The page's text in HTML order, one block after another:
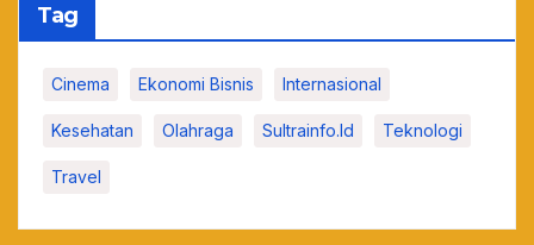
Tag
Cinema Ekonomi Bisnis Internasional
Kesehatan Olahraga Sultrainfo.id Teknologi
Travel